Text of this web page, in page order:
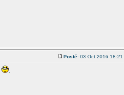
Posté: 03 Oct 2016 18:21
.